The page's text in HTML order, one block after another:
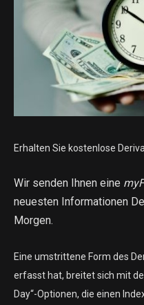
Erhalten Sie kostenlose
Wir senden Ihnen eine
neuesten Informationen
Morgen.
Eine umstrittene Form des
erfasst hat, breitet sich mit
Day“-Optionen, die einen